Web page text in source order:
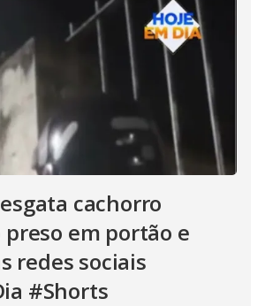
cachorro
em portão e
redes sociais
#Shorts